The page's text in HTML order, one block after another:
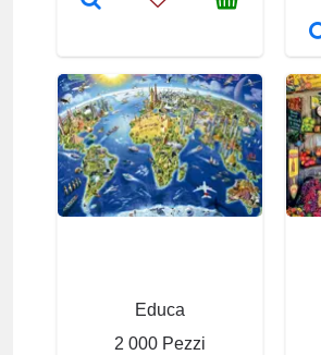
Educa
2 000 Pezzi